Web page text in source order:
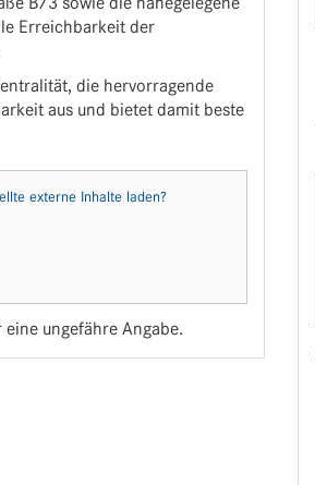
Erreichbarkeit der
die hervorragende
aus und bietet damit beste
externe Inhalte laden?
ungefähre Angabe.